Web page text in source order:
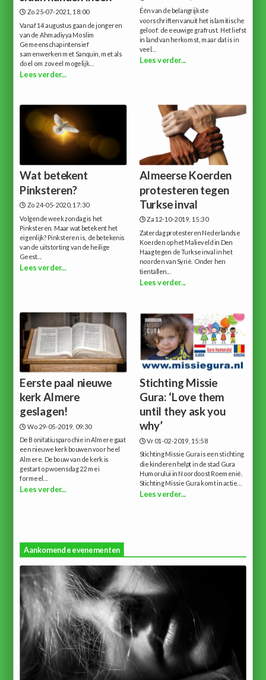
Zo 25-07-2021, 18:00
Vanaf 14 augustus gaan de jongeren
van de Ahmadiyya Moslim
Gemeenschap intensief
samenwerken met Sanquin, met als
doel om zoveel mogelijk...
Lees verder...
Één van de belangrijkste
voorschriften vanuit het islamitische
geloof: de eeuwige grafrust. Het liefst
in land van herkomst, maar dat is in
veel...
Lees verder...
Wat betekent
Pinksteren?
Zo 24-05-2020, 17:30
Volgende week zondag is het
Pinksteren. Maar wat betekent het
eigenlijk? Pinksteren is, de betekenis
van de uitstorting van de heilige
Geest...
Lees verder...
Almeerse Koerden
protesteren tegen
Turkse inval
Za 12-10-2019, 15:30
Zaterdag protesteren Nederlandse
Koerden op het Malieveld in Den
Haag tegen de Turkse inval in het
noorden van Syrië. Onder hen
tientallen...
Lees verder...
Eerste paal nieuwe
kerk Almere
geslagen!
Wo 29-05-2019, 09:30
De Bo­ni­fa­tius­parochie in Almere gaat
een nieuwe kerk bouwen voor heel
Almere. De bouw van de kerk is
gestart op woensdag 22 mei
formeel...
Lees verder...
Stichting Missie
Gura: ‘Love them
until they ask you
why’
Vr 01-02-2019, 15:58
Stichting Missie Gura is een stichting
die kinderen helpt in de stad Gura
Humorului in Noordoost Roemenië.
Stichting Missie Gura komt in actie...
Lees verder...
Aankomende evenementen